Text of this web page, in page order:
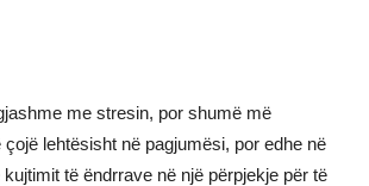
me stresin, por shumë më
lehtësisht në pagjumësi, por edhe në
të ëndrrave në një përpjekje për të